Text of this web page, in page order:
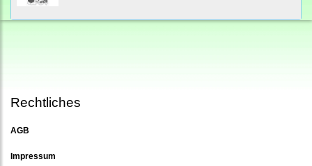
Rechtliches
AGB
Impressum